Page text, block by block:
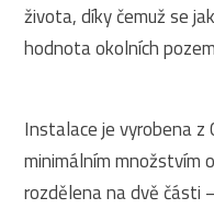
života, díky čemuž se
hodnota okolních
Instalace je vyrobena z
minimálním množstvím
rozdělena na dvě části